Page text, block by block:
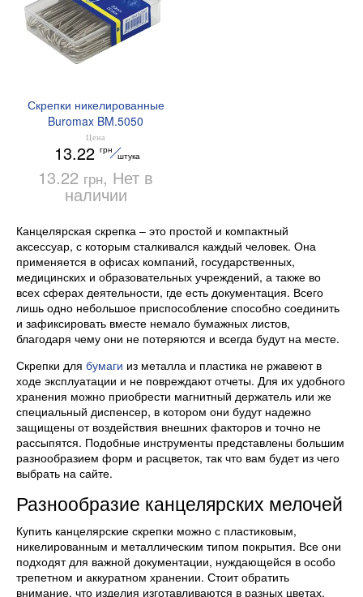
Скрепки никелированные
Buromax BM.5050
Цена
13.22 грн
штука
13.22 грн, Нет в
наличии
Канцелярская скрепка – это простой и компактный
аксессуар, с которым сталкивался каждый человек. Она
применяется в офисах компаний, государственных,
медицинских и образовательных учреждений, а также во
всех сферах деятельности, где есть документация. Всего
лишь одно небольшое приспособление способно соединить
и зафиксировать вместе немало бумажных листов,
благодаря чему они не потеряются и всегда будут на месте.
Скрепки для бумаги из металла и пластика не ржавеют в
ходе эксплуатации и не повреждают отчеты. Для их удобного
хранения можно приобрести магнитный держатель или же
специальный диспенсер, в котором они будут надежно
защищены от воздействия внешних факторов и точно не
рассыпятся. Подобные инструменты представлены большим
разнообразием форм и расцветок, так что вам будет из чего
выбрать на сайте.
Разнообразие канцелярских мелочей
Купить канцелярские скрепки можно с пластиковым,
никелированным и металлическим типом покрытия. Все они
подходят для важной документации, нуждающейся в особо
трепетном и аккуратном хранении. Стоит обратить
внимание, что изделия изготавливаются в разных цветах.